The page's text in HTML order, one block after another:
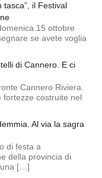
tasca”, il Festival
15 ottobre
se avete voglia
di Cannero. E ci
Cannero Riviera.
fortezze costruite nel
Al via la sagra
di festa a
della provincia di
una […]